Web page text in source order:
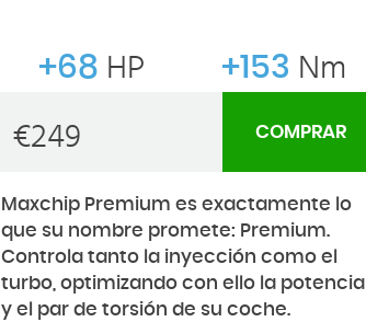
+68 HP +153 Nm
€249 COMPRAR
Maxchip Premium es exactamente lo
que su nombre promete: Premium.
Controla tanto la inyección como el
turbo, optimizando con ello la potencia
y el par de torsión de su coche.